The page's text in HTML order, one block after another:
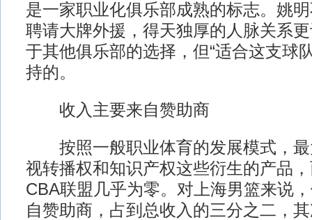
是一家职业化俱乐部成熟的标志。姚
聘请大牌外援，得天独厚的人脉关系
于其他俱乐部的选择，但“适合这支球
持的。
收入主要来自赞助商
按照一般职业体育的发展模式，最
视转播权和知识产权这些衍生的产品
CBA联盟几乎为零。对上海男篮来说
自赞助商，占到总收入的三分之二，